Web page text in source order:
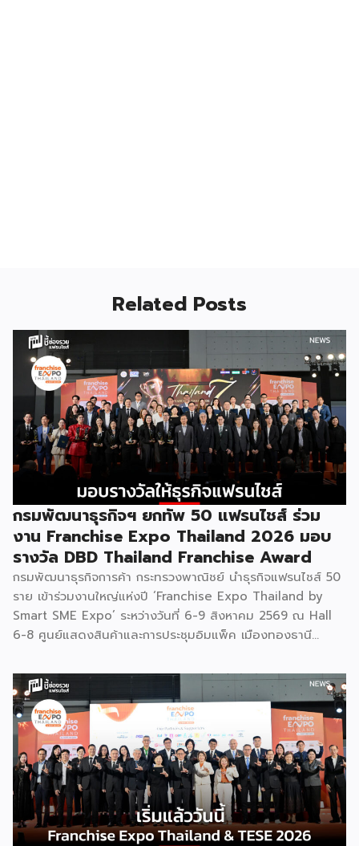
Related Posts
กรมพัฒนาธุรกิจฯ ยกทัพ 50 แฟรนไชส์ ร่วม
งาน Franchise Expo Thailand 2026 มอบ
รางวัล DBD Thailand Franchise Award
กรมพัฒนาธุรกิจการค้า กระทรวงพาณิชย์ นำธุรกิจแฟรนไชส์ 50
ราย เข้าร่วมงานใหญ่แห่งปี ‘Franchise Expo Thailand by
Smart SME Expo’ ระหว่างวันที่ 6-9 สิงหาคม 2569 ณ Hall
6-8 ศูนย์แสดงสินค้าและการประชุมอิมแพ็ค เมืองทองธานี
2026 ให้แก่ผู้ประกอบธุรกิจแฟรนไชส์ที่อยู่ในการส่งเสริมสนับสนุน
ของกรมฯ นายพูนพงษ์ นัยนาภากรณ์ อธิบดีกรมพัฒนาธุรกิจ
การค้า กระทรวงพาณิชย์ เปิดเผยภายหลังเป็นประธานเปิดงาน
“งานแฟรนไชส์ เอ็กซ์โป ไทยแลนด์ บาย สมาร์ท เอสเอ็มอี เอ็กซ์
โป (Franchise Expo Thailand by Smart SME Expo)” ซึ่ง
เป็นงานแสดงธุรกิจแฟรนไชส์ชั้นนำที่จัดขึ้นโดย บริษัท พีเอ็มจี
คอร์ปอเรชัน จำกัด เพื่อยกระดับศักยภาพของผู้ประกอบการและ
เจ้าของธุรกิจที่ต้องการขยายกิจการผ่านระบบแฟรนไชส์ […]